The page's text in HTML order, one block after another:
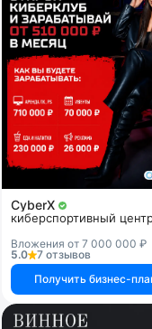
CyberX
киберспортивный
Вложения от 7 000 000 ₽
5.0
7 отзывов
Получить бизнес-